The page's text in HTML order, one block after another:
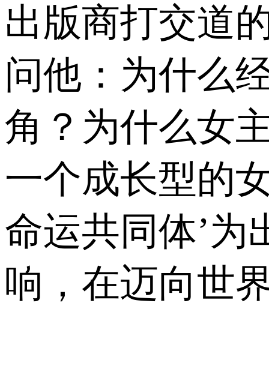
出版商打交道
问他：为什么
角？为什么女
一个成长型的
命运共同体’
响，在迈向世